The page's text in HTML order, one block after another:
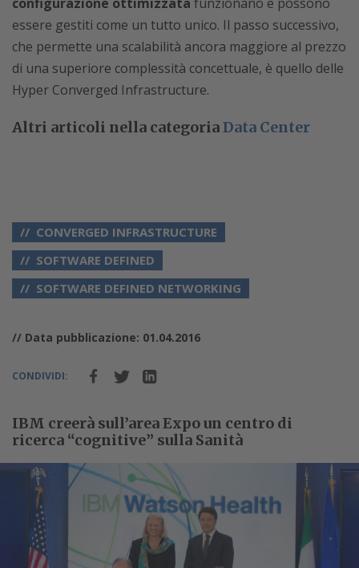
essere gestiti come un tutto unico. Il passo successivo,
che permette una scalabilità ancora maggiore al prezzo
di una superiore complessità concettuale, è quello delle
Hyper Converged Infrastructure.
Altri articoli nella categoriaData Center
CONVERGED INFRASTRUCTURE
SOFTWARE DEFINED
SOFTWARE DEFINED NETWORKING
// Data pubblicazione: 01.04.2016
CONDIVIDI:
IBM creerà sull’area Expo un centro di
ricerca “cognitive” sulla Sanità